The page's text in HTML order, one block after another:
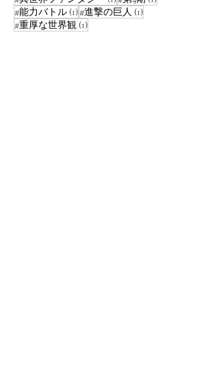
#能力バトル (1)1 post
#進撃の巨人 (1)1 post
#重厚な世界観 (1)1 post